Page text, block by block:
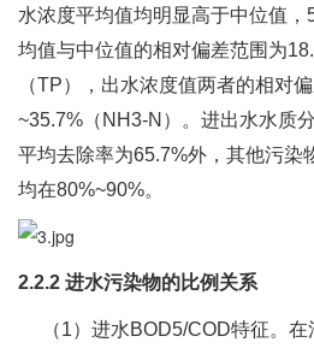
水浓度平均值均明显高于中位值
均值与中位值的相对偏差范围为
（TP），出水浓度值两者的相对
~35.7%（NH3-N）。进出水水质
平均去除率为65.7%外，其他污染
均在80%~90%。
2.2.2 进水污染物的比例关系
（1）进水BOD5/COD特征。在